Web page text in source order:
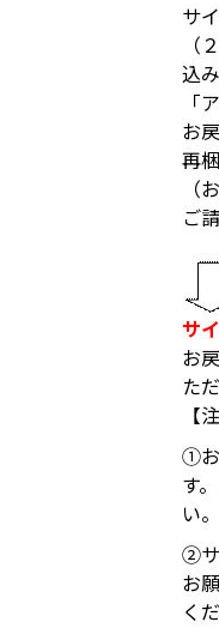
サ
（
込
お
再
（
ご
サ
お
た
【
①お
す
い。
➁サ
お
く